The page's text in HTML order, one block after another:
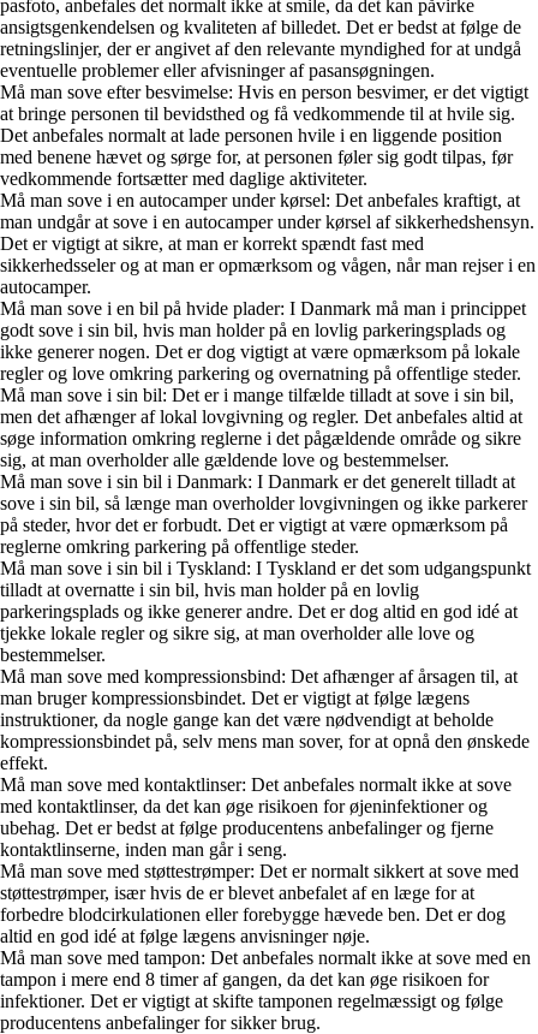
pasfoto, anbefales det normalt ikke at smile, da det kan påvirke
ansigtsgenkendelsen og kvaliteten af billedet. Det er bedst at følge de
retningslinjer, der er angivet af den relevante myndighed for at undgå
eventuelle problemer eller afvisninger af pasansøgningen.
Må man sove efter besvimelse: Hvis en person besvimer, er det vigtigt
at bringe personen til bevidsthed og få vedkommende til at hvile sig.
Det anbefales normalt at lade personen hvile i en liggende position
med benene hævet og sørge for, at personen føler sig godt tilpas, før
vedkommende fortsætter med daglige aktiviteter.
Må man sove i en autocamper under kørsel: Det anbefales kraftigt, at
man undgår at sove i en autocamper under kørsel af sikkerhedshensyn.
Det er vigtigt at sikre, at man er korrekt spændt fast med
sikkerhedsseler og at man er opmærksom og vågen, når man rejser i en
autocamper.
Må man sove i en bil på hvide plader: I Danmark må man i princippet
godt sove i sin bil, hvis man holder på en lovlig parkeringsplads og
ikke generer nogen. Det er dog vigtigt at være opmærksom på lokale
regler og love omkring parkering og overnatning på offentlige steder.
Må man sove i sin bil: Det er i mange tilfælde tilladt at sove i sin bil,
men det afhænger af lokal lovgivning og regler. Det anbefales altid at
søge information omkring reglerne i det pågældende område og sikre
sig, at man overholder alle gældende love og bestemmelser.
Må man sove i sin bil i Danmark: I Danmark er det generelt tilladt at
sove i sin bil, så længe man overholder lovgivningen og ikke parkerer
på steder, hvor det er forbudt. Det er vigtigt at være opmærksom på
reglerne omkring parkering på offentlige steder.
Må man sove i sin bil i Tyskland: I Tyskland er det som udgangspunkt
tilladt at overnatte i sin bil, hvis man holder på en lovlig
parkeringsplads og ikke generer andre. Det er dog altid en god idé at
tjekke lokale regler og sikre sig, at man overholder alle love og
bestemmelser.
Må man sove med kompressionsbind: Det afhænger af årsagen til, at
man bruger kompressionsbindet. Det er vigtigt at følge lægens
instruktioner, da nogle gange kan det være nødvendigt at beholde
kompressionsbindet på, selv mens man sover, for at opnå den ønskede
effekt.
Må man sove med kontaktlinser: Det anbefales normalt ikke at sove
med kontaktlinser, da det kan øge risikoen for øjeninfektioner og
ubehag. Det er bedst at følge producentens anbefalinger og fjerne
kontaktlinserne, inden man går i seng.
Må man sove med støttestrømper: Det er normalt sikkert at sove med
støttestrømper, især hvis de er blevet anbefalet af en læge for at
forbedre blodcirkulationen eller forebygge hævede ben. Det er dog
altid en god idé at følge lægens anvisninger nøje.
Må man sove med tampon: Det anbefales normalt ikke at sove med en
tampon i mere end 8 timer af gangen, da det kan øge risikoen for
infektioner. Det er vigtigt at skifte tamponen regelmæssigt og følge
producentens anbefalinger for sikker brug.